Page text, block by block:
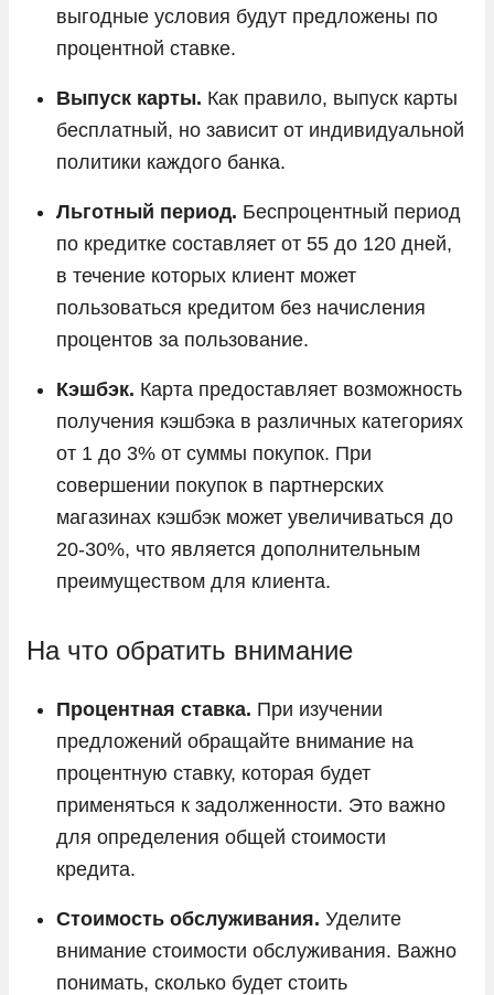
выгодные условия будут предложены по
процентной ставке.
Выпуск карты. Как правило, выпуск карты
бесплатный, но зависит от индивидуальной
политики каждого банка.
Льготный период. Беспроцентный период
по кредитке составляет от 55 до 120 дней,
в течение которых клиент может
пользоваться кредитом без начисления
процентов за пользование.
Кэшбэк. Карта предоставляет возможность
получения кэшбэка в различных категориях
от 1 до 3% от суммы покупок. При
совершении покупок в партнерских
магазинах кэшбэк может увеличиваться до
20-30%, что является дополнительным
преимуществом для клиента.
На что обратить внимание
Процентная ставка. При изучении
предложений обращайте внимание на
процентную ставку, которая будет
применяться к задолженности. Это важно
для определения общей стоимости
кредита.
Стоимость обслуживания. Уделите
внимание стоимости обслуживания. Важно
понимать, сколько будет стоить